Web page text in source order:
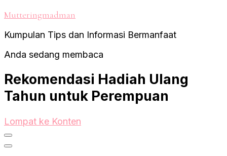
Mutteringmadman
Kumpulan Tips dan Informasi Bermanfaat
Anda sedang membaca
Rekomendasi Hadiah Ulang
Tahun untuk Perempuan
Lompat ke Konten